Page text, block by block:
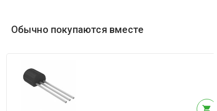
Обычно покупаются вместе